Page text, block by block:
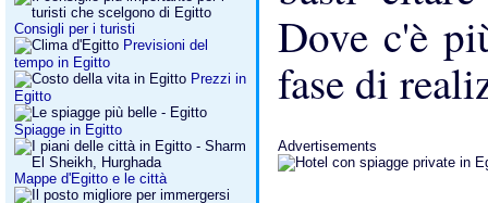
Consigli per i turisti
Previsioni del
tempo in Egitto
Prezzi in
Egitto
Spiagge in Egitto
Mappe d'Egitto e le città
Dove c'è
fase di
Advertisements